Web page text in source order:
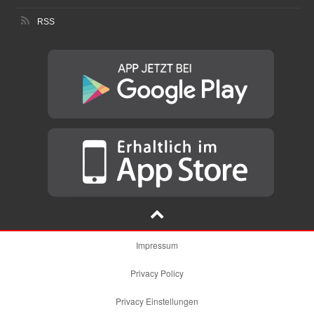
RSS
Impressum
Privacy Policy
Privacy Einstellungen